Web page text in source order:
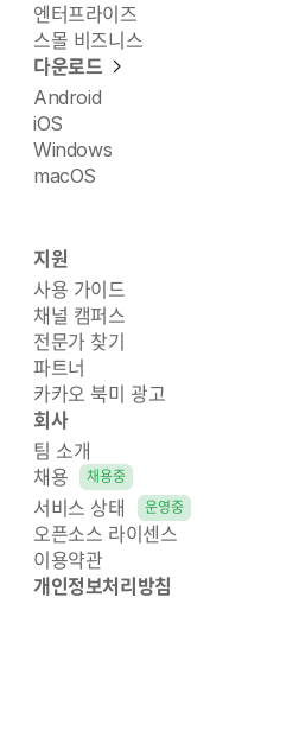
엔터프라이즈
스몰 비즈니스
다운로드
Android
iOS
Windows
macOS
지원
사용 가이드
채널 캠퍼스
전문가 찾기
파트너
카카오 북미 광고
회사
팀 소개
채용
채용중
서비스 상태 운영중
오픈소스 라이센스
이용약관
개인정보처리방침